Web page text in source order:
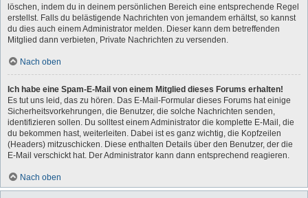
löschen, indem du in deinem persönlichen Bereich eine entsprechende Regel
erstellst. Falls du belästigende Nachrichten von jemandem erhältst, so kannst
du dies auch einem Administrator melden. Dieser kann dem betreffenden
Mitglied dann verbieten, Private Nachrichten zu versenden.
Nach oben
Ich habe eine Spam-E-Mail von einem Mitglied dieses Forums erhalten!
Es tut uns leid, das zu hören. Das E-Mail-Formular dieses Forums hat einige
Sicherheitsvorkehrungen, die Benutzer, die solche Nachrichten senden,
identifizieren sollen. Du solltest einem Administrator die komplette E-Mail, die
du bekommen hast, weiterleiten. Dabei ist es ganz wichtig, die Kopfzeilen
(Headers) mitzuschicken. Diese enthalten Details über den Benutzer, der die
E-Mail verschickt hat. Der Administrator kann dann entsprechend reagieren.
Nach oben